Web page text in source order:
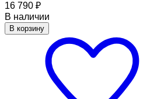
16 790 ₽
В наличии
В корзину